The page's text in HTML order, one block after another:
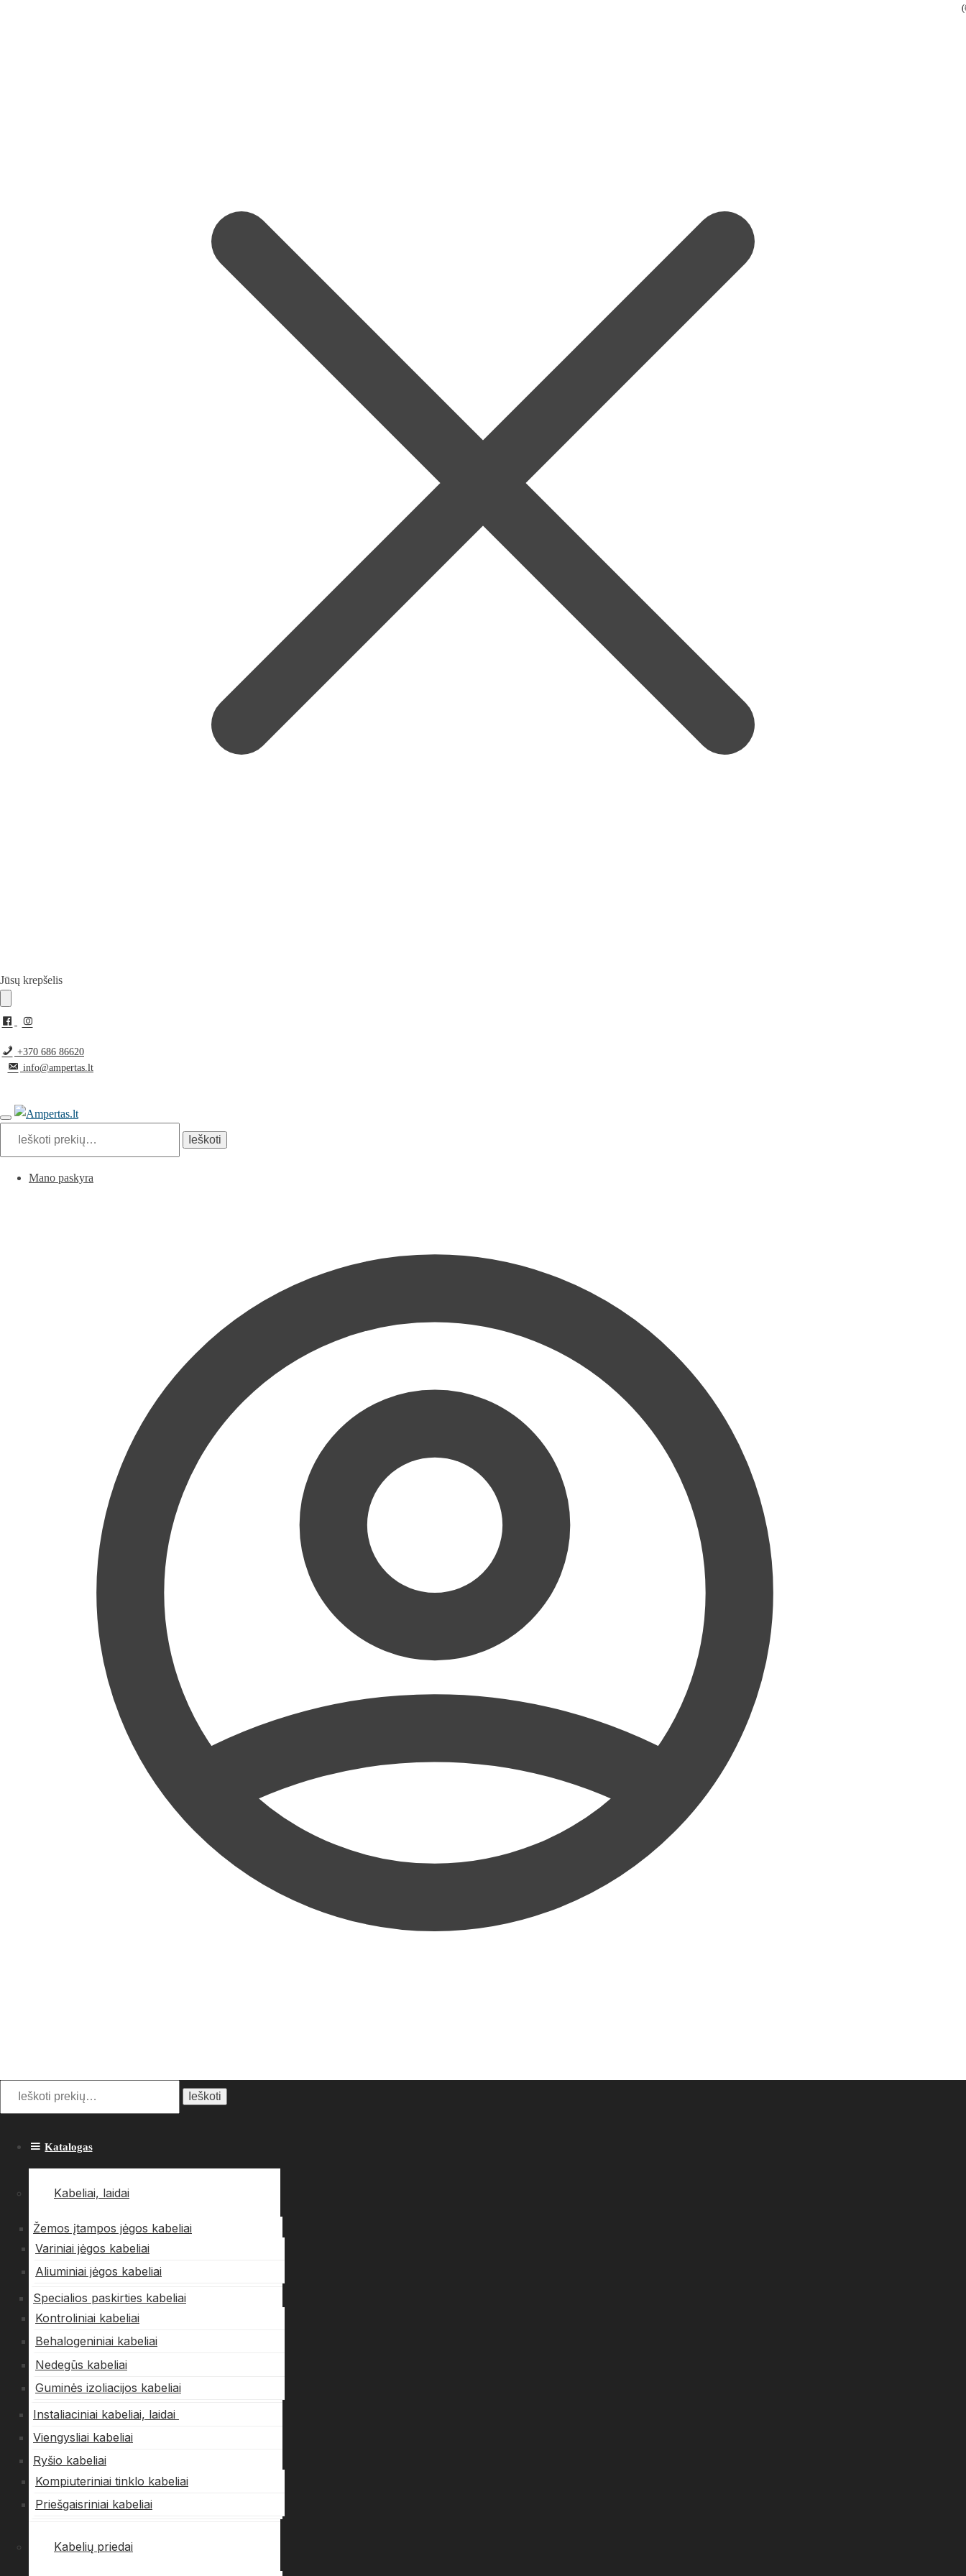
Pereiti
navigacijos
Pereiti
turinio
Jūsų krepšelis
+370 686 86620
info@ampertas.lt
Ieškoti
Mano paskyra
Ieškoti:
Ieškoti
Katalogas
Kabeliai, laidai
Žemos įtampos jėgos kabeliai
Variniai jėgos kabeliai
Aliuminiai jėgos kabeliai
Specialios paskirties kabeliai
Kontroliniai kabeliai
Behalogeniniai kabeliai
Nedegūs kabeliai
Guminės izoliacijos kabeliai
Instaliaciniai kabeliai, laidai
Viengysliai kabeliai
Ryšio kabeliai
Kompiuteriniai tinklo kabeliai
Priešgaisriniai kabeliai
Kabelių priedai